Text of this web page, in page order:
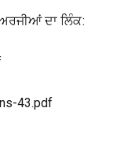
ਦਾ ਲਿੰਕ:
43.pdf